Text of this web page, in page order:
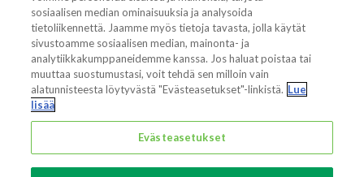
Tietosuojaseloste
Käyttöehdot
Evästeasetukset
Also of interest
sosiaalisen median ominaisuuksia ja analysoida
tietoliikennettä. Jaamme myös tietoja tavasta, jolla käytät
sivustoamme sosiaalisen median, mainonta- ja
analytiikkakumppaneidemme kanssa. Jos haluat poistaa tai
muuttaa suostumustasi, voit tehdä sen milloin vain
alatunnisteesta löytyvästä "Evästeasetukset"-linkistä. Lue
lisää
Evästeasetukset